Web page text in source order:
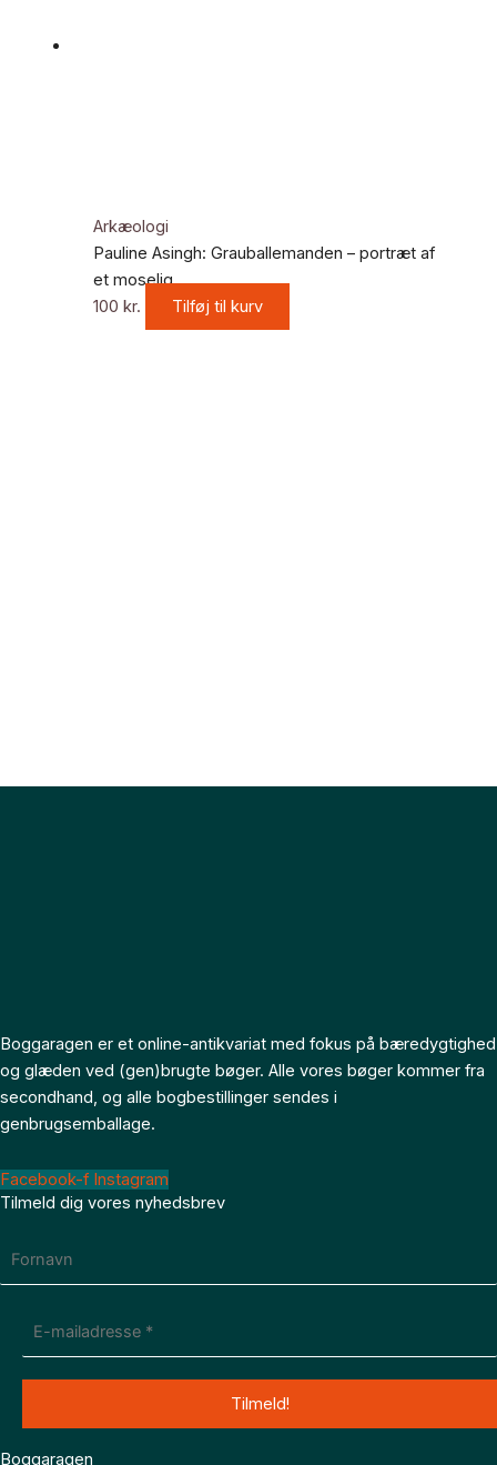
Arkæologi
Pauline Asingh: Grauballemanden – portræt af
et moselig
100 kr. Tilføj til kurv
Boggaragen er et online-antikvariat med fokus på bæredygtighed
og glæden ved (gen)brugte bøger. Alle vores bøger kommer fra
secondhand, og alle bogbestillinger sendes i
genbrugsemballage.
Facebook-f Instagram
Tilmeld dig vores nyhedsbrev
Boggaragen